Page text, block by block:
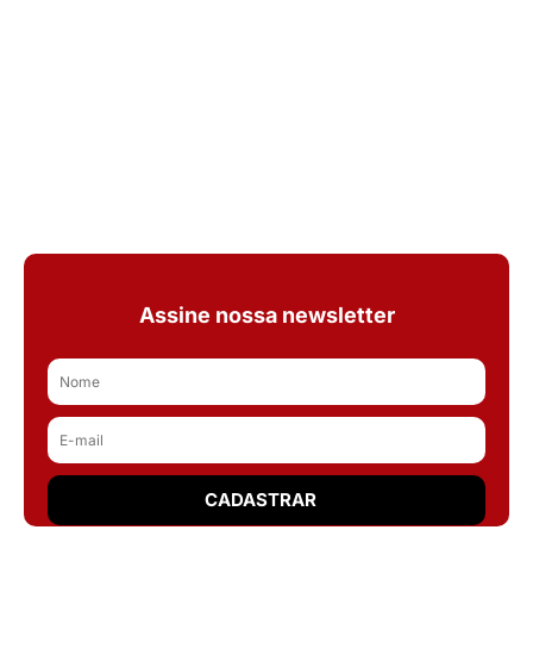
Assine nossa newsletter